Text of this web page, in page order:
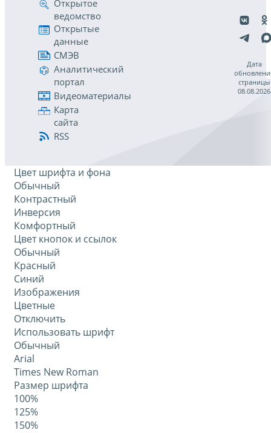
Открытое
ведомство
Открытые
данные
СМЭВ
Аналитический
портал
Видеоматериалы
Карта
сайта
RSS
Дата
страницы
08.08.2026
Цвет шрифта и фона
Обычный
Контрастный
Инверсия
Комфортный
Цвет кнопок и ссылок
Обычный
Красный
Синий
Изображения
Цветные
Отключить
Использовать шрифт
Обычный
Arial
Times New Roman
Размер шрифта
100%
125%
150%